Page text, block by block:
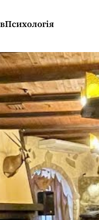
Психологія